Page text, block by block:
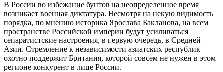
В России во избежание бунтов на неопределенное время
возникает военная диктатура. Несмотря на некую видимость
порядка, по мнению историка Ярослава Бакланова, на всем
пространстве Российской империи будут усиливаться
сепаратистские настроения, в первую очередь, в Средней
Азии. Стремление к независимости азиатских республик
охотно поддержит Британия, которой совсем не нужен в этом
регионе конкурент в лице России.